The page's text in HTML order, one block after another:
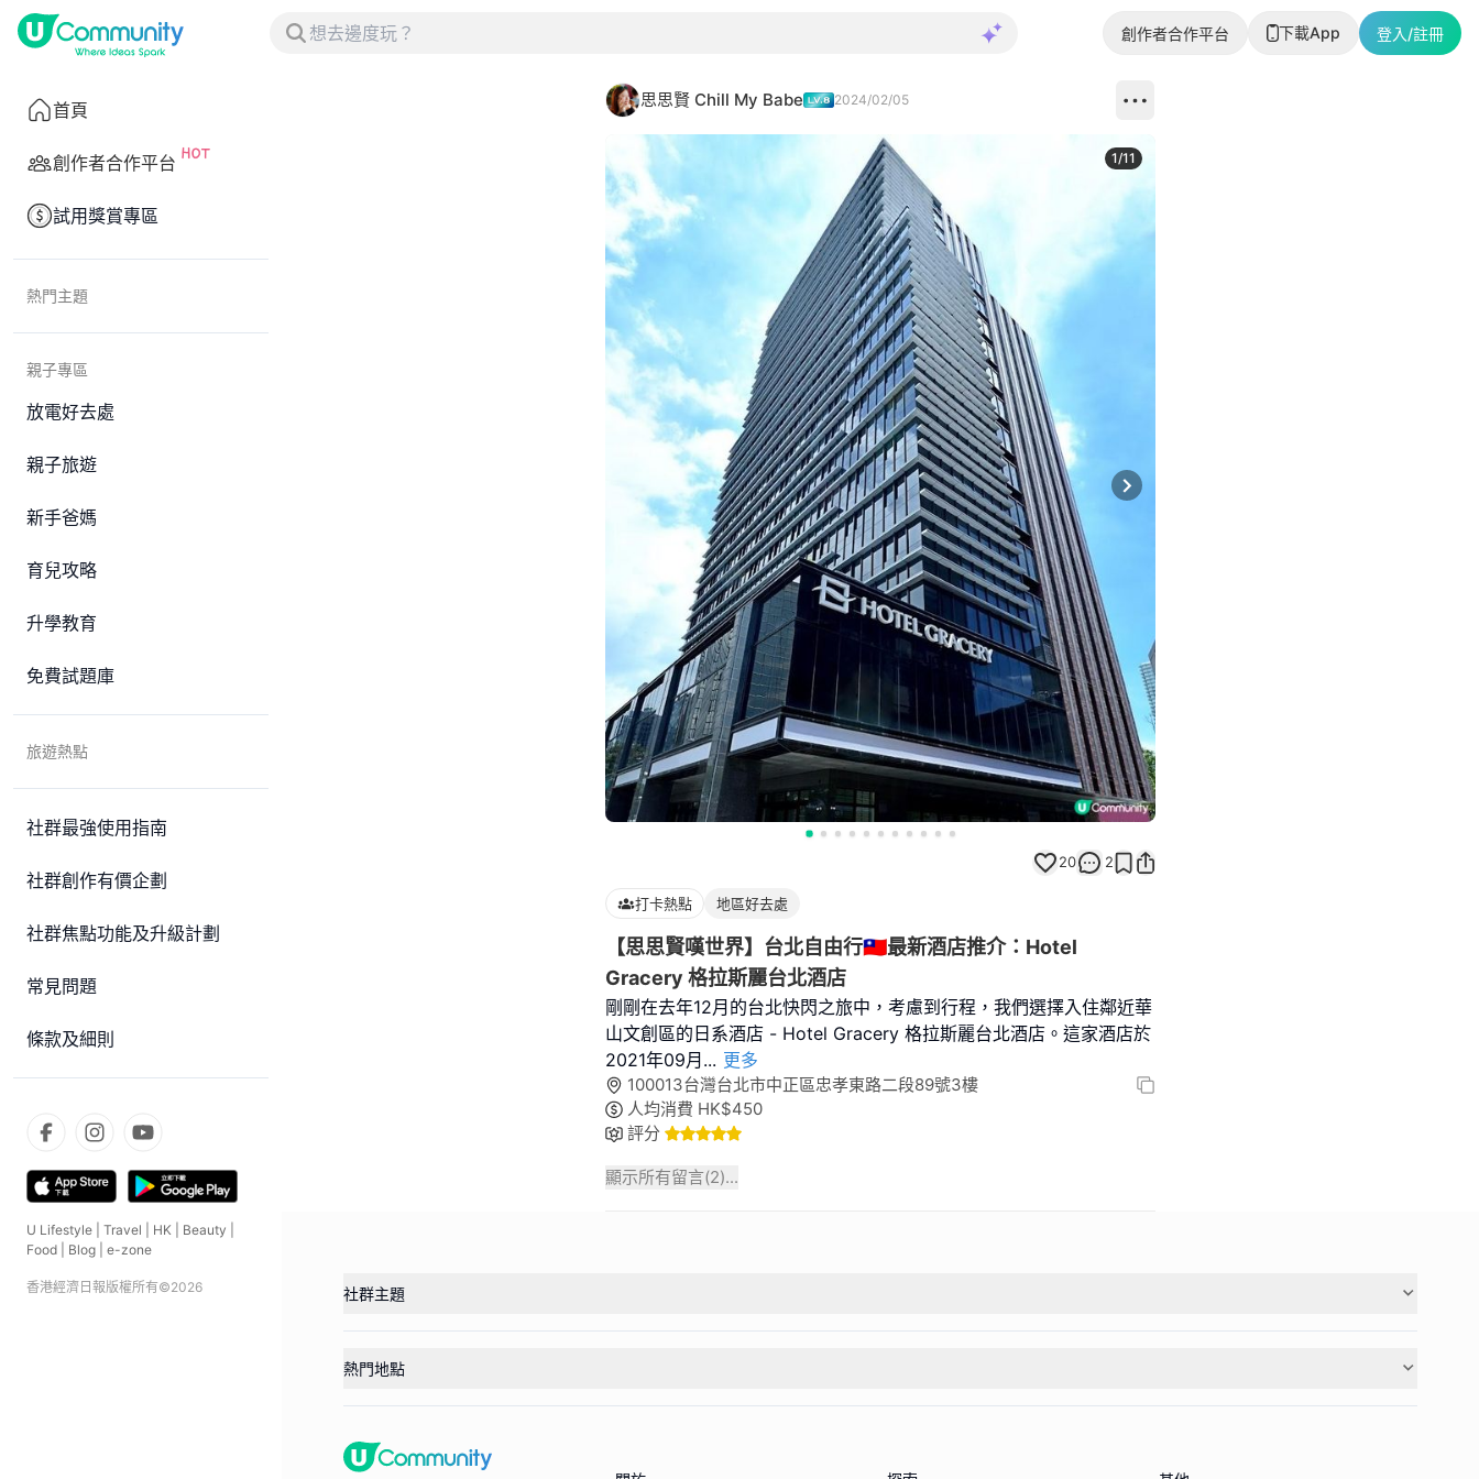
創作者合作平台 下載App 登入/註冊
首頁
創作者合作平台
試用獎賞專區
熱門主題
親子專區
放電好去處
親子旅遊
新手爸媽
育兒攻略
升學教育
免費試題庫
旅遊熱點
社群最強使用指南
社群創作有價企劃
社群焦點功能及升級計劃
常見問題
條款及細則
U Lifestyle Travel HK Beauty
Food
Blog e-zone
香港經濟日報版權所有©2026
思思賢 Chill My Babe 2024/02/05
Next slide
1/11
20 2
打卡熱點 地區好去處
【思思賢嘆世界】台北自由行🇹🇼最新酒店推介：Hotel
Gracery 格拉斯麗台北酒店
剛剛在去年12月的台北快閃之旅中，考慮到行程，我們選擇入住鄰近華
山文創區的日系酒店 - Hotel Gracery 格拉斯麗台北酒店。這家酒店於
2021年09月 ... 更多
100013台灣台北市中正區忠孝東路二段89號3樓
人均消費 HK$450
評分
顯示所有留言(2)...
社群主題
熱門地點